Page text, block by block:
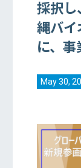
採択し
縄バイ
に、事
May 30,